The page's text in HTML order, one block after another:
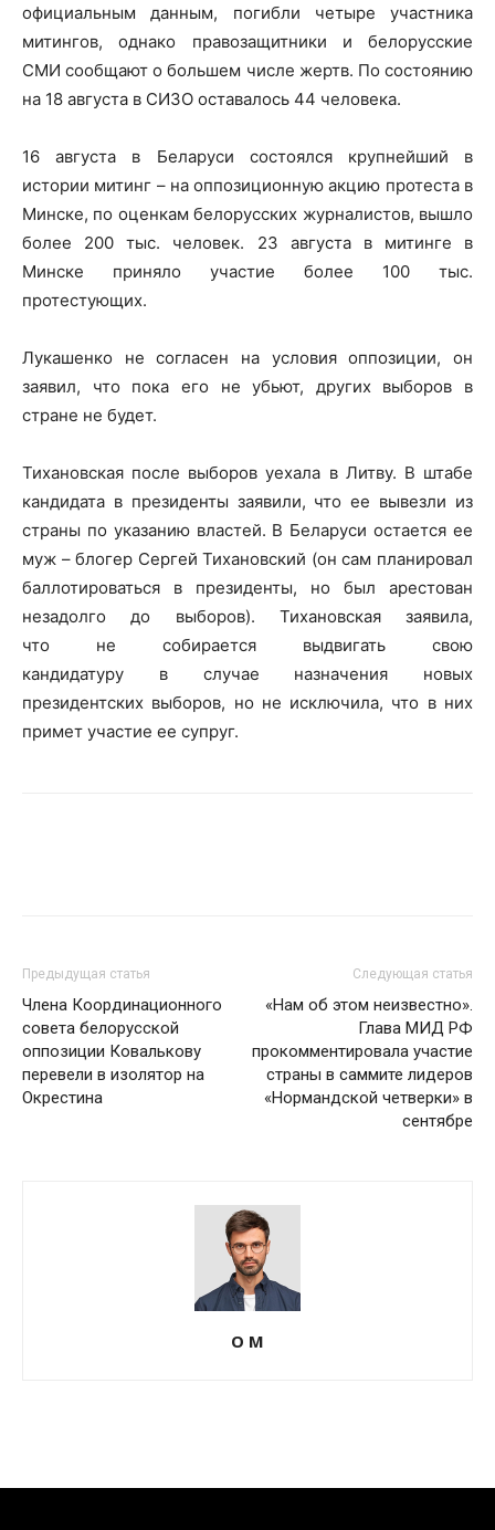
официальным данным, погибли четыре участника
митингов, однако правозащитники и белорусские
СМИ сообщают о большем числе жертв. По состоянию
на 18 августа в СИЗО оставалось 44 человека.
16 августа в Беларуси состоялся крупнейший в
истории митинг – на оппозиционную акцию протеста в
Минске, по оценкам белорусских журналистов, вышло
более 200 тыс. человек. 23 августа в митинге в
Минске приняло участие более 100 тыс.
протестующих.
Лукашенко не согласен на условия оппозиции, он
заявил, что пока его не убьют, других выборов в
стране не будет.
Тихановская после выборов уехала в Литву. В штабе
кандидата в президенты заявили, что ее вывезли из
страны по указанию властей. В Беларуси остается ее
муж – блогер Сергей Тихановский (он сам планировал
баллотироваться в президенты, но был арестован
незадолго до выборов). Тихановская заявила,
что не собирается выдвигать свою
кандидатуру в случае назначения новых
президентских выборов, но не исключила, что в них
примет участие ее супруг.
Предыдущая статья
Члена Координационного
совета белорусской
оппозиции Ковалькову
перевели в изолятор на
Окрестина
Следующая статья
«Нам об этом неизвестно».
Глава МИД РФ
прокомментировала участие
страны в саммите лидеров
«Нормандской четверки» в
сентябре
О М